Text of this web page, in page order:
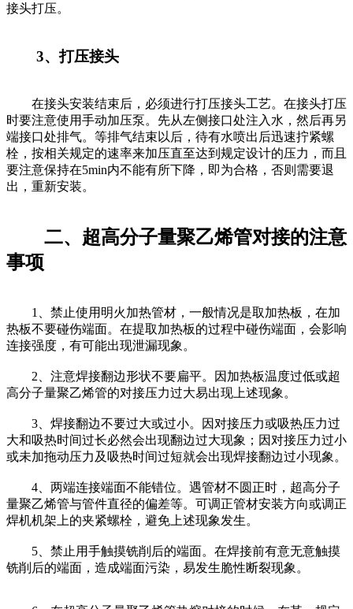
接头打压。
3、打压接头
在接头安装结束后，必须进行打压接头工艺。在接头打压
时要注意使用手动加压泵。先从左侧接口处注入水，然后再另
端接口处排气。等排气结束以后，待有水喷出后迅速拧紧螺
栓，按相关规定的速率来加压直至达到规定设计的压力，而且
要注意保持在5min内不能有所下降，即为合格，否则需要退
出，重新安装。
二、超高分子量聚乙烯管对接的注意
事项
1、禁止使用明火加热管材，一般情况是取加热板，在加
热板不要碰伤端面。在提取加热板的过程中碰伤端面，会影响
连接强度，有可能出现泄漏现象。
2、注意焊接翻边形状不要扁平。因加热板温度过低或超
高分子量聚乙烯管的对接压力过大易出现上述现象。
3、焊接翻边不要过大或过小。因对接压力或吸热压力过
大和吸热时间过长必然会出现翻边过大现象；因对接压力过小
或未加拖动压力及吸热时间过短就会出现焊接翻边过小现象。
4、两端连接端面不能错位。遇管材不圆正时，超高分子
量聚乙烯管与管件直径的偏差等。可调正管材安装方向或调正
焊机机架上的夹紧螺栓，避免上述现象发生。
5、禁止用手触摸铣削后的端面。在焊接前有意无意触摸
铣削后的端面，造成端面污染，易发生脆性断裂现象。